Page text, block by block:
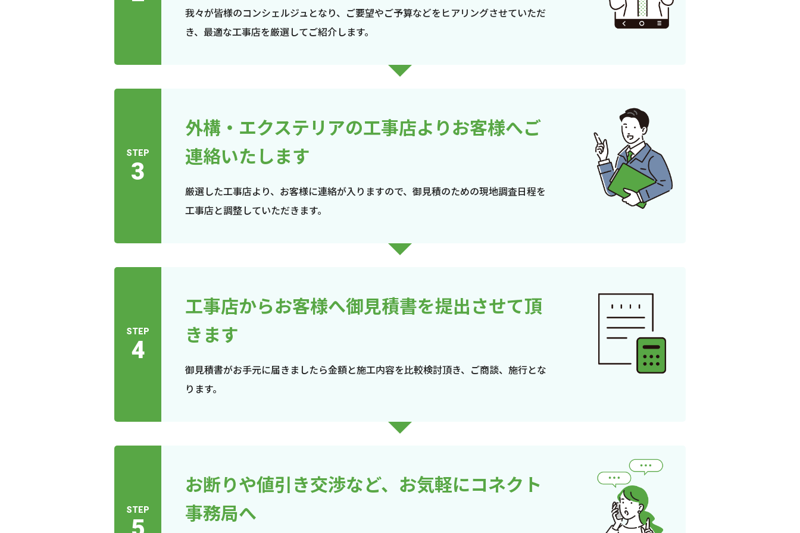
我々が皆様のコンシェルジュとなり、ご要望やご予算などをヒアリングさせていただ
き、最適な工事店を厳選してご紹介します。
STEP
3
外構・エクステリアの工事店よりお客様へご
連絡いたします
厳選した工事店より、お客様に連絡が入りますので、御見積のための現地調査日程を
工事店と調整していただきます。
STEP
4
工事店からお客様へ御見積書を提出させて頂
きます
御見積書がお手元に届きましたら金額と施工内容を比較検討頂き、ご商談、施行とな
ります。
STEP
お断りや値引き交渉など、お気軽にコネクト
事務局へ